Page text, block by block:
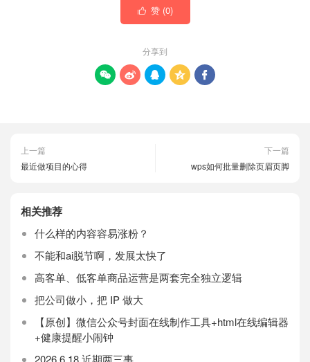
 赞 (0)
分享到
    
上一篇
最近做项目的心得
下一篇
wps如何批量删除页眉页脚
相关推荐
什么样的内容容易涨粉？
不能和ai脱节啊，发展太快了
高客单、低客单商品运营是两套完全独立逻辑
把公司做小，把 IP 做大
【原创】微信公众号封面在线制作工具+html在线编辑器
+健康提醒小闹钟
2026.6.18 近期两三事